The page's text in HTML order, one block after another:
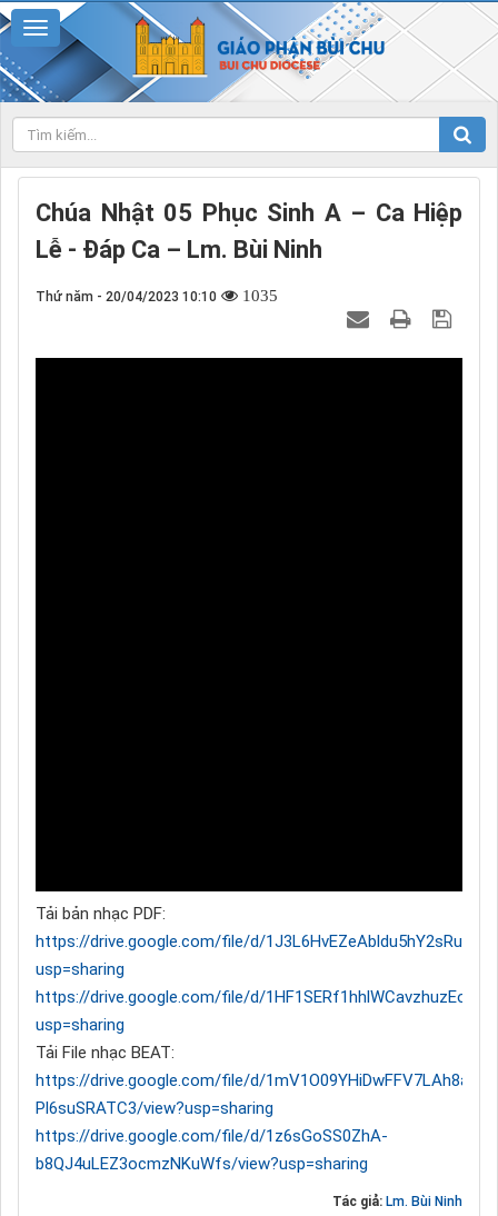
Chúa Nhật 05 Phục Sinh A – Ca Hiệp
Lễ - Đáp Ca – Lm. Bùi Ninh
Thứ năm - 20/04/2023 10:10 1035
Tải bản nhạc PDF:
https://drive.google.com/file/d/
usp=sharing
https://drive.google.com/file/d/
usp=sharing
Tải File nhạc BEAT:
https://drive.google.com/file/d/1mV1O09YHiDwFFV7LAh8a-
Pl6suSRATC3/view?usp=sharing
https://drive.google.com/file/d/1z6sGoSS0ZhA-
b8QJ4uLEZ3ocmzNKuWfs/view?usp=sharing
Tác giả: Lm. Bùi Ninh